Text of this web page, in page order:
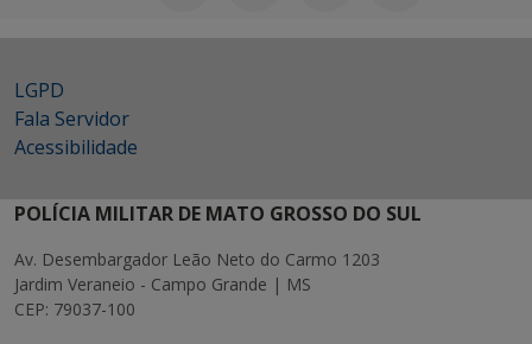
LGPD
Fala Servidor
Acessibilidade
POLÍCIA MILITAR DE MATO GROSSO DO SUL
Av. Desembargador Leão Neto do Carmo 1203
Jardim Veraneio - Campo Grande | MS
CEP: 79037-100